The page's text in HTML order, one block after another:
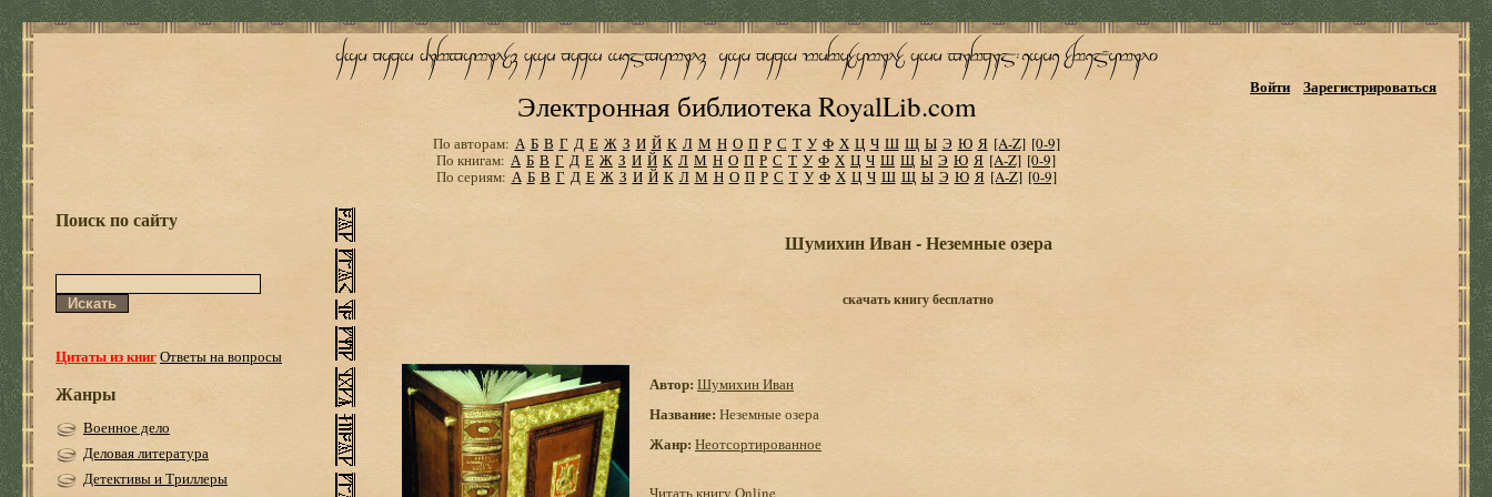
Электронная библиотека RoyalLib.com
Войти Зарегистрироваться
По авторам: А Б В Г Д Е Ж З И Й К Л М Н О П Р С Т У Ф Х Ц Ч Ш Щ Ы Э Ю Я [A-Z] [0-9]
По книгам: А Б В Г Д Е Ж З И Й К Л М Н О П Р С Т У Ф Х Ц Ч Ш Щ Ы Э Ю Я [A-Z] [0-9]
По сериям: А Б В Г Д Е Ж З И Й К Л М Н О П Р С Т У Ф Х Ц Ч Ш Щ Ы Э Ю Я [A-Z] [0-9]
Поиск по сайту
Цитаты из книгОтветы на вопросы
Жанры
Военное дело
Деловая литература
Детективы и Триллеры
Шумихин Иван - Неземные озера
скачать книгу бесплатно
Автор: Шумихин Иван
Название: Неземные озера
Жанр: Неотсортированное
Читать книгу Online